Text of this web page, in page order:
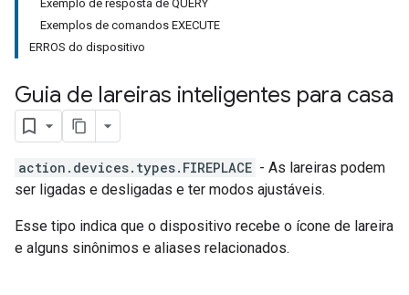
Exemplo de resposta de QUERY
Exemplos de comandos EXECUTE
ERROS do dispositivo
Guia de lareiras inteligentes para casa
action.devices.types.FIREPLACE - As lareiras podem
ser ligadas e desligadas e ter modos ajustáveis.
Esse tipo indica que o dispositivo recebe o ícone de lareira
e alguns sinônimos e aliases relacionados.